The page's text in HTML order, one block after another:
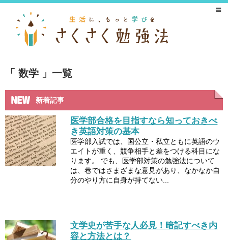
数学 一覧
新着記事
医学部合格を目指すなら知っておきべ
き英語対策の基本
医学部入試では、国公立・私立ともに英語のウ
エイトが重く、競争相手と差をつける科目にな
ります。 でも、医学部対策の勉強法について
は、巷ではさまざまな意見があり、なかなか自
分のやり方に自身が持てない...
文学史が苦手な人必見！暗記すべき内
容と方法とは？